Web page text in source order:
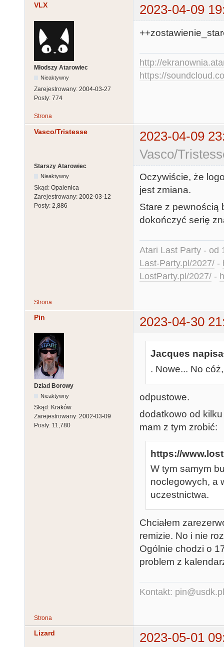
VLX 2023-04-09
Młodszy Atarowiec
Nieaktywny
Zarejestrowany: 2004-03-27
Posty: 774
http://
https://
Strona
Vasco/Tristesse
2023-04-09
Vasco/
Starszy Atarowiec
Nieaktywny
Skąd: Opalenica
Zarejestrowany: 2002-03-12
Posty: 2,886
Oczywiście, że
jest zmiana.
Stare z pewnością
dokończyć serię
Atari Last Party - od
Last-Party.pl/2027/ -
LostParty.pl/2027/ -
Strona
Pin 2023-04-30
Dziad Borowy
Nieaktywny
Skąd: Kraków
Zarejestrowany: 2002-03-09
Posty: 11,780
Jacques
. Nowe... No
odpustowe.
dodatkowo od
mam z tym zrobić:
https://
W tym samym
noclegowych, a
uczestnictwa.
Chciałem
remizie. No i nie
Ogólnie chodzi o
problem z
Kontakt: pin@usdk.pl
Strona
Lizard
2023-05-01